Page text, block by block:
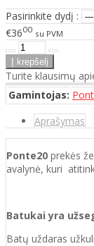
Pasirinkite dydį :
€3600 su PVM
Turite klausimų
Gamintojas:
Aprašymas
Ponte20 prekės
avalynė, kuri
Batukai yra
Batų uždaras